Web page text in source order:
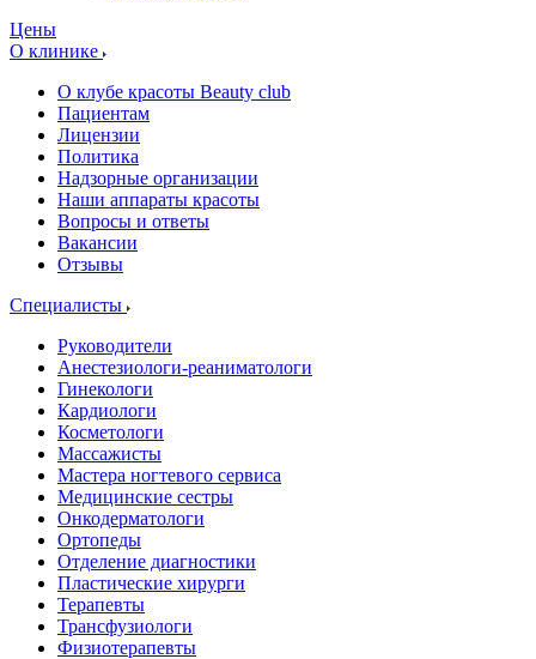
Цены
О клинике
О клубе красоты Beauty club
Пациентам
Лицензии
Политика
Надзорные организации
Наши аппараты красоты
Вопросы и ответы
Вакансии
Отзывы
Специалисты
Руководители
Анестезиологи-реаниматологи
Гинекологи
Кардиологи
Косметологи
Массажисты
Мастера ногтевого сервиса
Медицинские сестры
Онкодерматологи
Ортопеды
Отделение диагностики
Пластические хирурги
Терапевты
Трансфузиологи
Физиотерапевты